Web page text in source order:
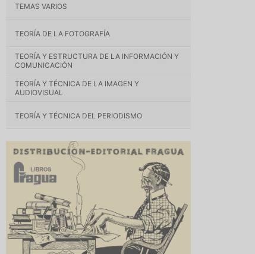
TEMAS VARIOS
TEORÍA DE LA FOTOGRAFÍA
TEORÍA Y ESTRUCTURA DE LA INFORMACIÓN Y
COMUNICACIÓN
TEORÍA Y TÉCNICA DE LA IMAGEN Y
AUDIOVISUAL
TEORÍA Y TÉCNICA DEL PERIODISMO